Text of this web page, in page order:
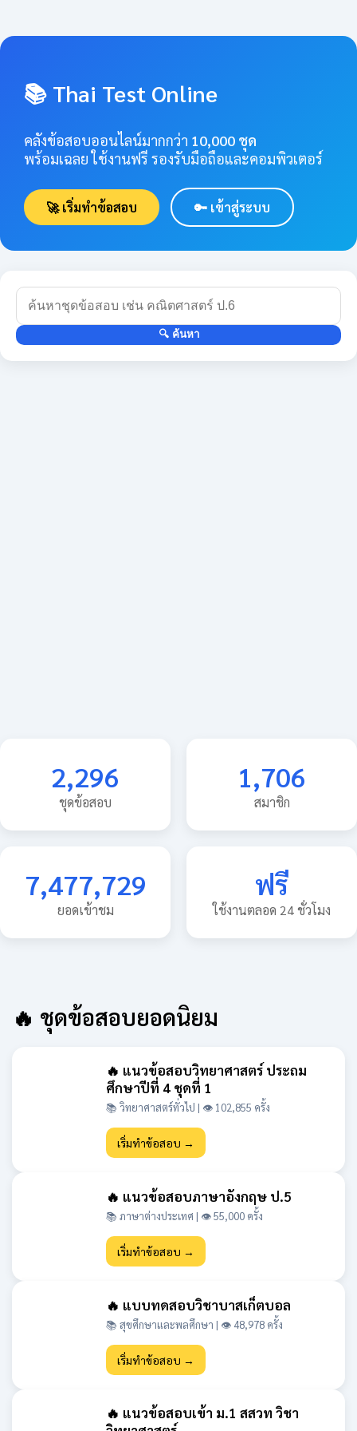
📚 Thai Test Online
คลังข้อสอบออนไลน์มากกว่า 10,000 ชุด
พร้อมเฉลย ใช้งานฟรี รองรับมือถือและคอมพิวเตอร์
🚀 เริ่มทำข้อสอบ 🔑 เข้าสู่ระบบ
🔍 ค้นหา
2,296
ชุดข้อสอบ
1,706
สมาชิก
7,477,729
ยอดเข้าชม
ฟรี
ใช้งานตลอด 24 ชั่วโมง
🔥 ชุดข้อสอบยอดนิยม
🔥 แนวข้อสอบวิทยาศาสตร์ ประถม
ศึกษาปีที่ 4 ชุดที่ 1
📚 วิทยาศาสตร์ทั่วไป | 👁 102,855 ครั้ง
เริ่มทำข้อสอบ →
🔥 แนวข้อสอบภาษาอังกฤษ ป.5
📚 ภาษาต่างประเทศ | 👁 55,000 ครั้ง
เริ่มทำข้อสอบ →
🔥 แบบทดสอบวิชาบาสเก็ตบอล
📚 สุขศึกษาและพลศึกษา | 👁 48,978 ครั้ง
เริ่มทำข้อสอบ →
🔥 แนวข้อสอบเข้า ม.1 สสวท วิชา